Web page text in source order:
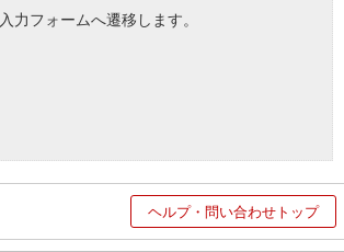
入力フォームへ遷移します。
ヘルプ・問い合わせトップ